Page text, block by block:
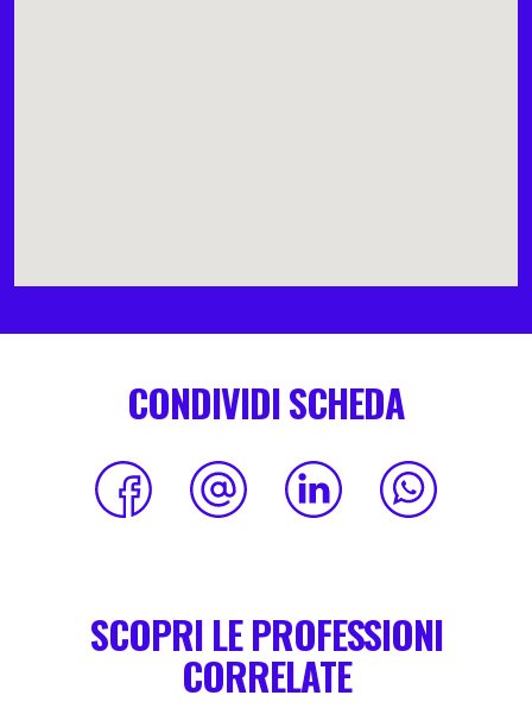
CONDIVIDI SCHEDA
SCOPRI LE PROFESSIONI
CORRELATE